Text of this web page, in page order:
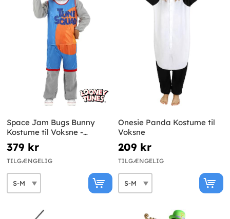
Space Jam Bugs Bunny
Kostume til Voksne -
Looney Tunes
379 kr
TILGÆNGELIG
Onesie Panda Kostume til
Voksne
209 kr
TILGÆNGELIG